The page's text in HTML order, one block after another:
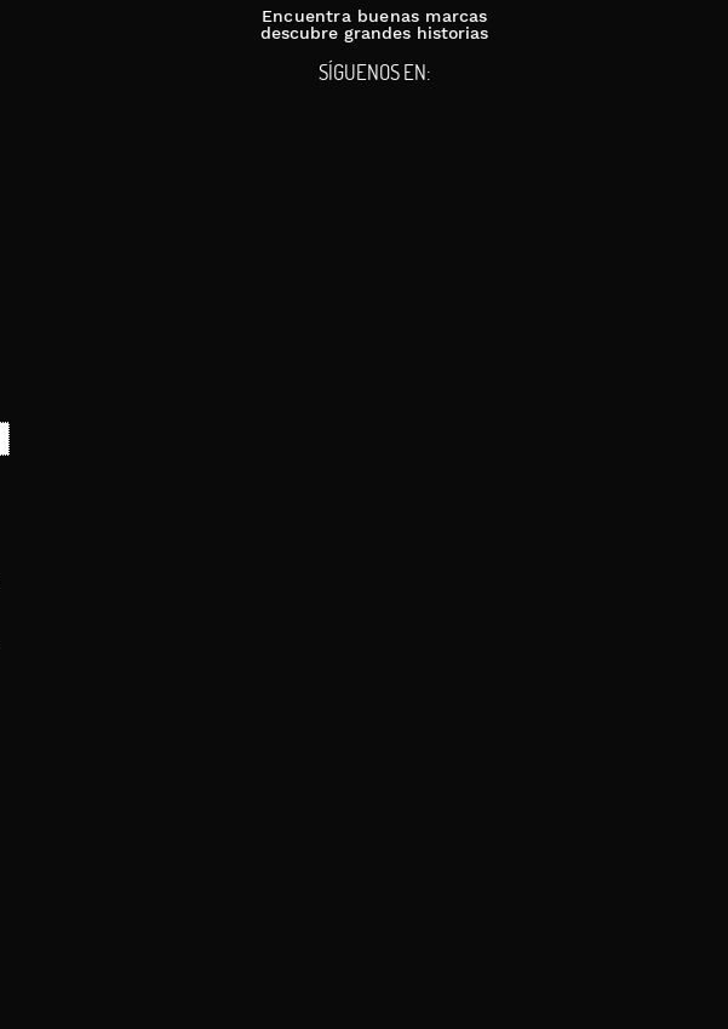
Encuentra buenas marcas
descubre grandes historias
SÍGUENOS EN: